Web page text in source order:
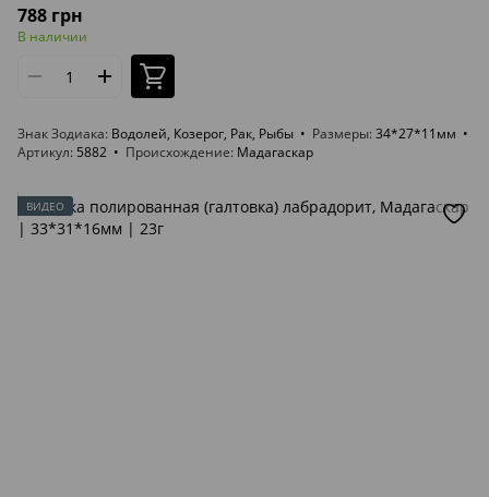
788 грн
В наличии
Знак Зодиака Водолей, Козерог, Рак, Рыбы Размеры 34*27*11мм
Артикул 5882 Происхождение Мадагаскар
ВИДЕО